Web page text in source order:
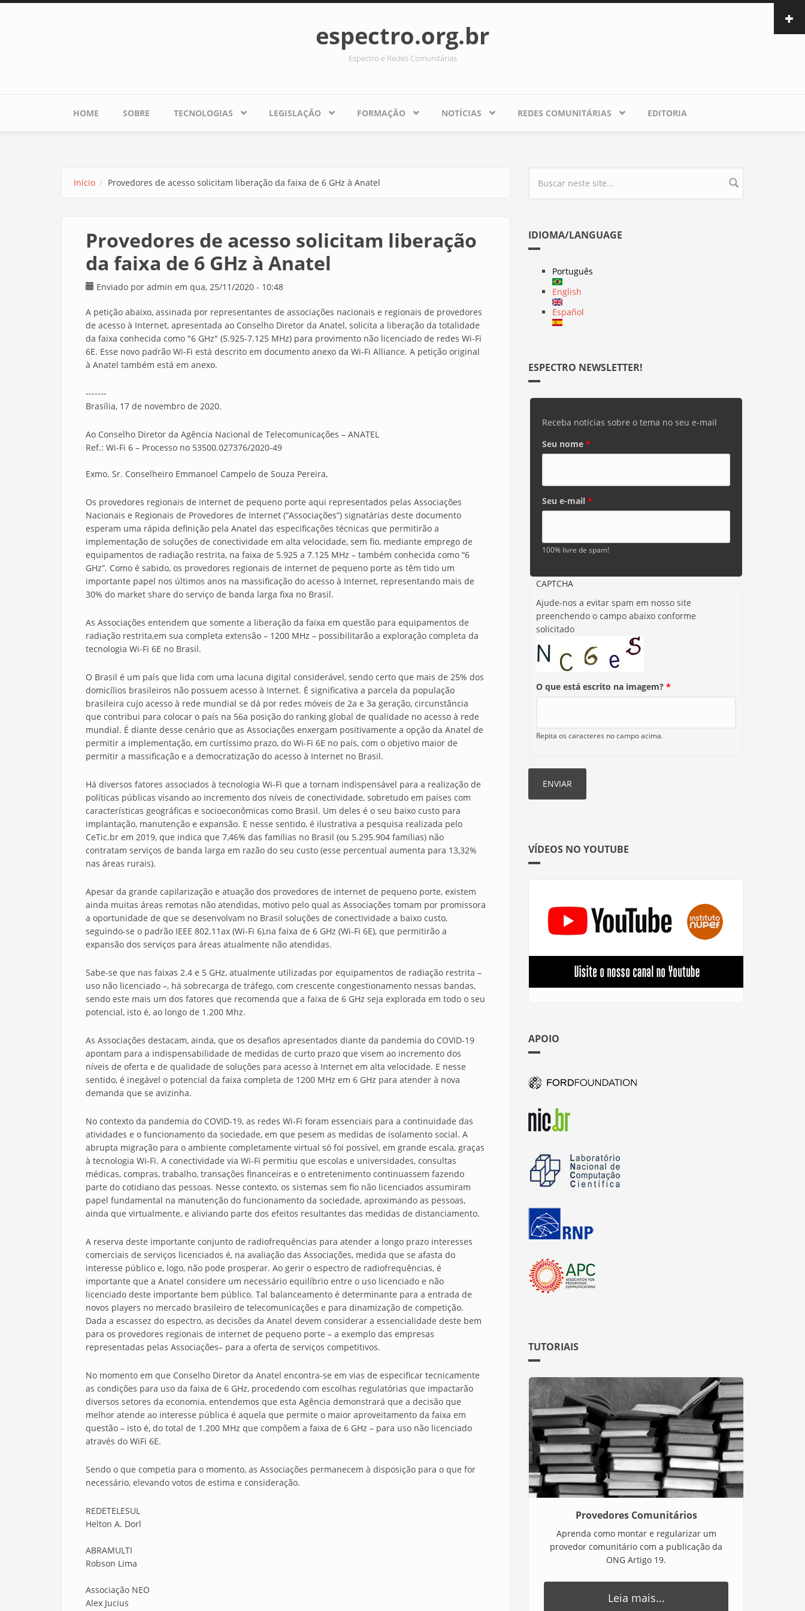
Pular para o conteúdo principal
espectro.org.br
Espectro e Redes Comunitárias
HOME SOBRE TECNOLOGIAS LEGISLAÇÃO FORMAÇÃO NOTÍCIAS REDES COMUNITÁRIAS EDITORIA
Início Provedores de acesso solicitam liberação da faixa de 6 GHz à Anatel
Provedores de acesso solicitam liberação
da faixa de 6 GHz à Anatel
Enviado por admin em qua, 25/11/2020 - 10:48
A petição abaixo, assinada por representantes de associações nacionais e regionais de provedores
de acesso à Internet, apresentada ao Conselho Diretor da Anatel, solicita a liberação da totalidade
da faixa conhecida como "6 GHz" (5.925-7.125 MHz) para provimento não licenciado de redes Wi-Fi
6E. Esse novo padrão Wi-Fi está descrito em documento anexo da Wi-Fi Alliance. A petição original
à Anatel também está em anexo.
-------
Brasília, 17 de novembro de 2020.
Ao Conselho Diretor da Agência Nacional de Telecomunicações – ANATEL
Ref.: Wi-Fi 6 – Processo no 53500.027376/2020-49
Exmo. Sr. Conselheiro Emmanoel Campelo de Souza Pereira,
Os provedores regionais de internet de pequeno porte aqui representados pelas Associações
Nacionais e Regionais de Provedores de Internet (“Associações”) signatárias deste documento
esperam uma rápida definição pela Anatel das especificações técnicas que permitirão a
implementação de soluções de conectividade em alta velocidade, sem fio, mediante emprego de
equipamentos de radiação restrita, na faixa de 5.925 a 7.125 MHz – também conhecida como “6
GHz”. Como é sabido, os provedores regionais de internet de pequeno porte as têm tido um
importante papel nos últimos anos na massificação do acesso à Internet, representando mais de
30% do market share do serviço de banda larga fixa no Brasil.
As Associações entendem que somente a liberação da faixa em questão para equipamentos de
radiação restrita,em sua completa extensão – 1200 MHz – possibilitarão a exploração completa da
tecnologia Wi-Fi 6E no Brasil.
O Brasil é um país que lida com uma lacuna digital considerável, sendo certo que mais de 25% dos
domicílios brasileiros não possuem acesso à Internet. É significativa a parcela da população
brasileira cujo acesso à rede mundial se dá por redes móveis de 2a e 3a geração, circunstância
que contribui para colocar o país na 56a posição do ranking global de qualidade no acesso à rede
mundial. É diante desse cenário que as Associações enxergam positivamente a opção da Anatel de
permitir a implementação, em curtíssimo prazo, do Wi-Fi 6E no país, com o objetivo maior de
permitir a massificação e a democratização do acesso à Internet no Brasil.
Há diversos fatores associados à tecnologia Wi-Fi que a tornam indispensável para a realização de
políticas públicas visando ao incremento dos níveis de conectividade, sobretudo em países com
características geográficas e socioeconômicas como Brasil. Um deles é o seu baixo custo para
implantação, manutenção e expansão. E nesse sentido, é ilustrativa a pesquisa realizada pelo
CeTic.br em 2019, que indica que 7,46% das famílias no Brasil (ou 5.295.904 famílias) não
contratam serviços de banda larga em razão do seu custo (esse percentual aumenta para 13,32%
nas áreas rurais).
Apesar da grande capilarização e atuação dos provedores de internet de pequeno porte, existem
ainda muitas áreas remotas não atendidas, motivo pelo qual as Associações tomam por promissora
a oportunidade de que se desenvolvam no Brasil soluções de conectividade a baixo custo,
seguindo-se o padrão IEEE 802.11ax (Wi-Fi 6),na faixa de 6 GHz (Wi-Fi 6E), que permitirão a
expansão dos serviços para áreas atualmente não atendidas.
Sabe-se que nas faixas 2.4 e 5 GHz, atualmente utilizadas por equipamentos de radiação restrita –
uso não licenciado –, há sobrecarga de tráfego, com crescente congestionamento nessas bandas,
sendo este mais um dos fatores que recomenda que a faixa de 6 GHz seja explorada em todo o seu
potencial, isto é, ao longo de 1.200 Mhz.
As Associações destacam, ainda, que os desafios apresentados diante da pandemia do COVID-19
apontam para a indispensabilidade de medidas de curto prazo que visem ao incremento dos
níveis de oferta e de qualidade de soluções para acesso à Internet em alta velocidade. E nesse
sentido, é inegável o potencial da faixa completa de 1200 MHz em 6 GHz para atender à nova
demanda que se avizinha.
No contexto da pandemia do COVID-19, as redes Wi-Fi foram essenciais para a continuidade das
atividades e o funcionamento da sociedade, em que pesem as medidas de isolamento social. A
abrupta migração para o ambiente completamente virtual só foi possível, em grande escala, graças
à tecnologia Wi-Fi. A conectividade via Wi-Fi permitiu que escolas e universidades, consultas
médicas, compras, trabalho, transações financeiras e o entretenimento continuassem fazendo
parte do cotidiano das pessoas. Nesse contexto, os sistemas sem fio não licenciados assumiram
papel fundamental na manutenção do funcionamento da sociedade, aproximando as pessoas,
ainda que virtualmente, e aliviando parte dos efeitos resultantes das medidas de distanciamento.
A reserva deste importante conjunto de radiofrequências para atender a longo prazo interesses
comerciais de serviços licenciados é, na avaliação das Associações, medida que se afasta do
interesse público e, logo, não pode prosperar. Ao gerir o espectro de radiofrequências, é
importante que a Anatel considere um necessário equilíbrio entre o uso licenciado e não
licenciado deste importante bem público. Tal balanceamento é determinante para a entrada de
novos players no mercado brasileiro de telecomunicações e para dinamização de competição.
Dada a escassez do espectro, as decisões da Anatel devem considerar a essencialidade deste bem
para os provedores regionais de internet de pequeno porte – a exemplo das empresas
representadas pelas Associações– para a oferta de serviços competitivos.
No momento em que Conselho Diretor da Anatel encontra-se em vias de especificar tecnicamente
as condições para uso da faixa de 6 GHz, procedendo com escolhas regulatórias que impactarão
diversos setores da economia, entendemos que esta Agência demonstrará que a decisão que
melhor atende ao interesse pública é aquela que permite o maior aproveitamento da faixa em
questão – isto é, do total de 1.200 MHz que compõem a faixa de 6 GHz – para uso não licenciado
através do WiFi 6E.
Sendo o que competia para o momento, as Associações permanecem à disposição para o que for
necessário, elevando votos de estima e consideração.
REDETELESUL
Helton A. Dorl
ABRAMULTI
Robson Lima
Associação NEO
Alex Jucius
Formulário de busca
IDIOMA/LANGUAGE
Português
English
Español
ESPECTRO NEWSLETTER!
Receba notícias sobre o tema no seu e-mail
Seu nome *
Seu e-mail *
100% livre de spam!
CAPTCHA
Ajude-nos a evitar spam em nosso site
preenchendo o campo abaixo conforme
solicitado
O que está escrito na imagem? *
Repita os caracteres no campo acima.
VÍDEOS NO YOUTUBE
APOIO
TUTORIAIS
Provedores Comunitários
Aprenda como montar e regularizar um
provedor comunitário com a publicação da
ONG Artigo 19.
Leia mais...